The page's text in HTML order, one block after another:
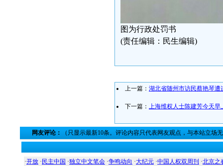
图为行政处罚书
(责任编辑：民生编辑)
上一篇： 湖北省随州市访民蔡艳琴遭
下一篇： 上海维权人士陈建芳今天早
网友评论： （只显示最新10条。评论内容只代表网友观点，与本站立场
·开放 · 民主中国 ·独立中文笔会 ·争鸣动向 ·大纪元 ·中国人权双周刊 ·北京之